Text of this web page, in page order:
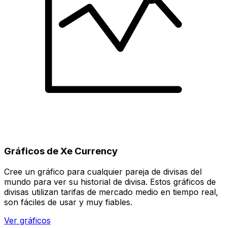
Gráficos de Xe Currency
Cree un gráfico para cualquier pareja de divisas del
mundo para ver su historial de divisa. Estos gráficos de
divisas utilizan tarifas de mercado medio en tiempo real,
son fáciles de usar y muy fiables.
Ver gráficos